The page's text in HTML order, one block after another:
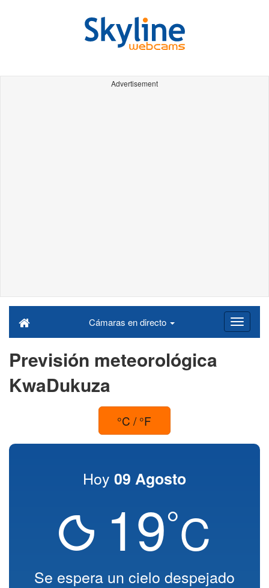
Advertisement
Cámaras en directo
Previsión meteorológica
KwaDukuza
°C / °F
Hoy 09 Agosto
19°C
Se espera un cielo despejado